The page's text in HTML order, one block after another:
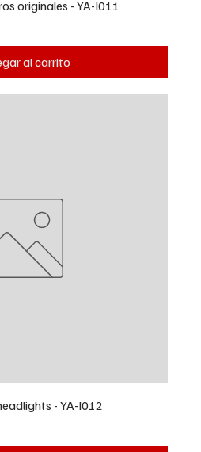
originales - YA-I011
al carrito
- YA-I012